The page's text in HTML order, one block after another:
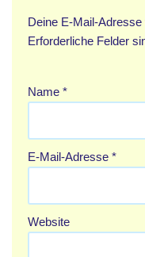
Deine E-Mail-
Erforderliche Felder
Name *
E-Mail-Adresse *
Website